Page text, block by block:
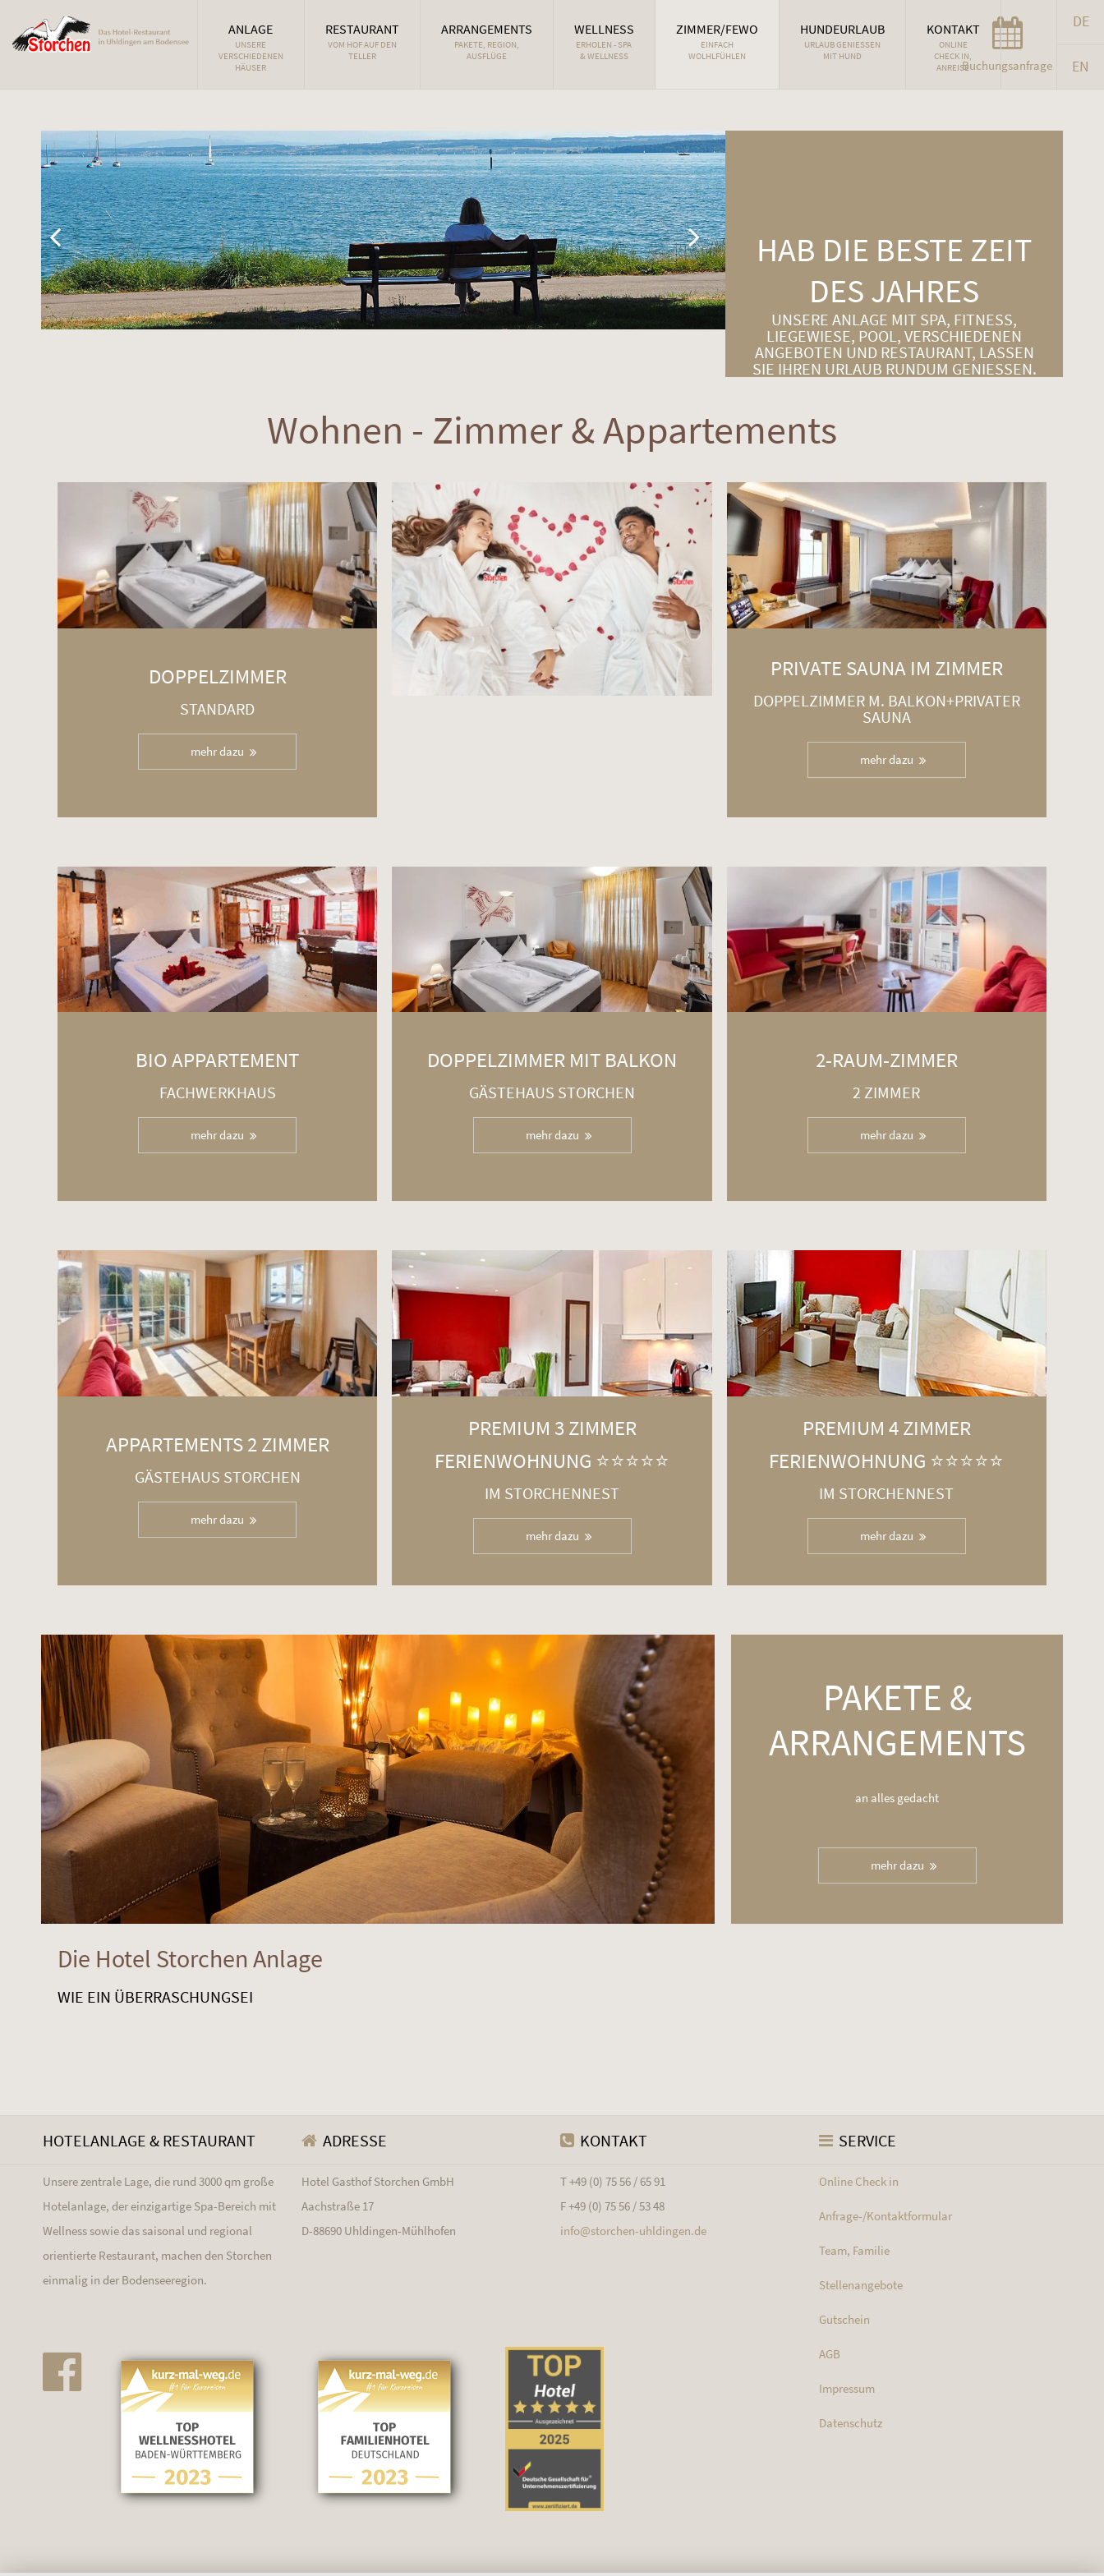
DE
EN
Buchungsanfrage
ANLAGE
UNSERE
VERSCHIEDENEN
HÄUSER
RESTAURANT
VOM HOF AUF DEN
TELLER
ARRANGEMENTS
PAKETE, REGION,
AUSFLÜGE
WELLNESS
ERHOLEN - SPA
& WELLNESS
ZIMMER/FEWO
EINFACH
WOLHLFÜHLEN
HUNDEURLAUB
URLAUB GENIESSEN M
IT HUND
KONTAKT
ONLINE
CHECK IN,
ANREISE
HAB DIE BESTE ZEIT
DES JAHRES
UNSERE ANLAGE MIT SPA, FITNESS,
LIEGEWIESE, POOL, VERSCHIEDENEN
ANGEBOTEN UND RESTAURANT, LASSEN
SIE IHREN URLAUB RUNDUM GENIESSEN.
Wohnen - Zimmer & Appartements
DOPPELZIMMER
STANDARD
mehr dazu
PRIVATE SAUNA IM ZIMMER
DOPPELZIMMER M. BALKON+PRIVATER
SAUNA
mehr dazu
BIO APPARTEMENT
FACHWERKHAUS
mehr dazu
DOPPELZIMMER MIT BALKON
GÄSTEHAUS STORCHEN
mehr dazu
2-RAUM-ZIMMER
2 ZIMMER
mehr dazu
APPARTEMENTS 2 ZIMMER
GÄSTEHAUS STORCHEN
mehr dazu
PREMIUM 3 ZIMMER
FERIENWOHNUNG ⭐️⭐️⭐️⭐️⭐️
IM STORCHENNEST
mehr dazu
PREMIUM 4 ZIMMER
FERIENWOHNUNG ⭐️⭐️⭐️⭐️⭐️
IM STORCHENNEST
mehr dazu
PAKETE &
ARRANGEMENTS
an alles gedacht
mehr dazu
Die Hotel Storchen Anlage
WIE EIN ÜBERRASCHUNGSEI
HOTELANLAGE & RESTAURANT
Unsere zentrale Lage, die rund 3000 qm große
Hotelanlage, der einzigartige Spa-Bereich mit
Wellness sowie das saisonal und regional
orientierte Restaurant, machen den Storchen
einmalig in der Bodenseeregion.
ADRESSE
Hotel Gasthof Storchen GmbH
Aachstraße 17
D-88690 Uhldingen-Mühlhofen
KONTAKT
T +49 (0) 75 56 / 65 91
F +49 (0) 75 56 / 53 48
info@storchen-uhldingen.de
SERVICE
Online Check in
Anfrage-/Kontaktformular
Team, Familie
Stellenangebote
Gutschein
AGB
Impressum
Datenschutz